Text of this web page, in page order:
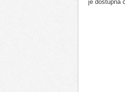
je dostupná